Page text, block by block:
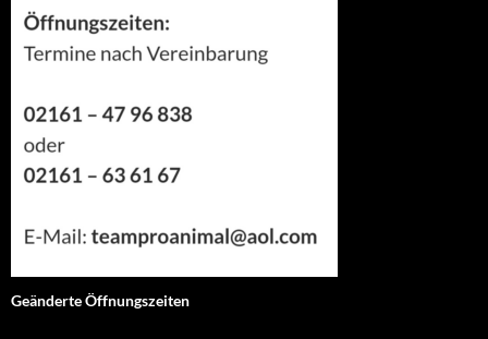
Geänderte Öffnungszeiten